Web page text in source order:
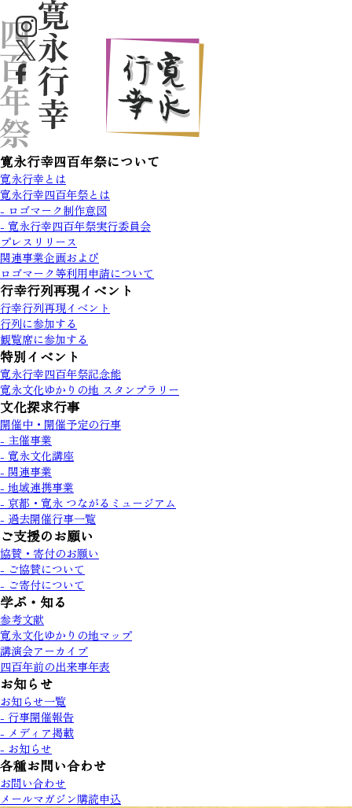
寛永行幸四百年祭について
寛永行幸とは
寛永行幸四百年祭とは
- ロゴマーク制作意図
- 寛永行幸四百年祭実行委員会
プレスリリース
関連事業企画および
ロゴマーク等利用申請について
行幸行列再現イベント
行幸行列再現イベント
行列に参加する
観覧席に参加する
特別イベント
寛永行幸四百年祭記念能
寛永文化ゆかりの地 スタンプラリー
文化探求行事
開催中・開催予定の行事
- 主催事業
- 寛永文化講座
- 関連事業
- 地域連携事業
- 京都・寛永 つながるミュージアム
- 過去開催行事一覧
ご支援のお願い
協賛・寄付のお願い
- ご協賛について
- ご寄付について
学ぶ・知る
参考文献
寛永文化ゆかりの地マップ
講演会アーカイブ
四百年前の出来事年表
お知らせ
お知らせ一覧
- 行事開催報告
- メディア掲載
- お知らせ
各種お問い合わせ
お問い合わせ
メールマガジン購読申込